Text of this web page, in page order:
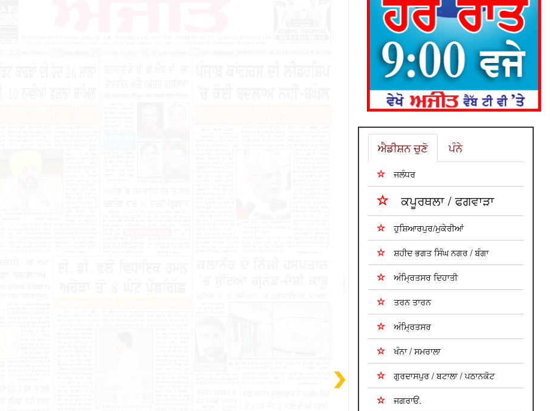
ਐਡੀਸ਼ਨ ਚੁਣੋ ਪੰਨੇ
ਜਲੰਧਰ
ਕਪੂਰਥਲਾ / ਫਗਵਾੜਾ
ਹੁਸ਼ਿਆਰਪੁਰ/ਮੁਕੇਰੀਆਂ
ਸ਼ਹੀਦ ਭਗਤ ਸਿੰਘ ਨਗਰ / ਬੰਗਾ
ਅੰਮ੍ਰਿਤਸਰ ਦਿਹਾਤੀ
ਤਰਨ ਤਾਰਨ
ਅੰਮ੍ਰਿਤਸਰ
ਖੰਨਾ / ਸਮਰਾਲਾ
ਗੁਰਦਾਸਪੁਰ / ਬਟਾਲਾ / ਪਠਾਨਕੋਟ
ਜਗਰਾਓਂ.